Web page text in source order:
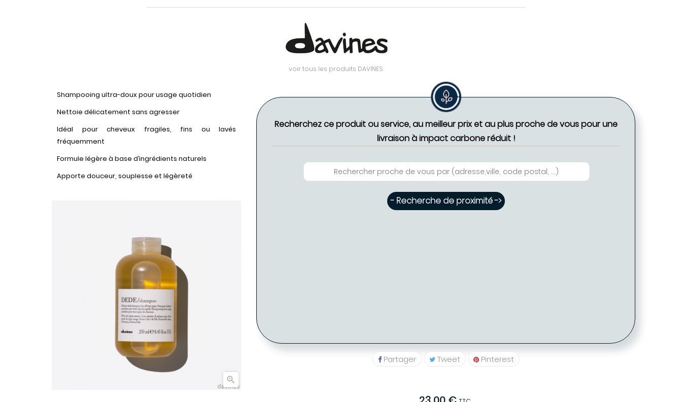
voir tous les produits DAVINES
Shampooing ultra-doux pour usage quotidien
Nettoie délicatement sans agresser
Idéal pour cheveux fragiles, fins ou lavés
fréquemment
Formule légère à base d’ingrédients naturels
Apporte douceur, souplesse et légèreté

Recherchez ce produit ou service, au meilleur prix et au plus proche de vous pour une
livraison à impact carbone réduit !
- Recherche de proximité ->
Partager Tweet Pinterest